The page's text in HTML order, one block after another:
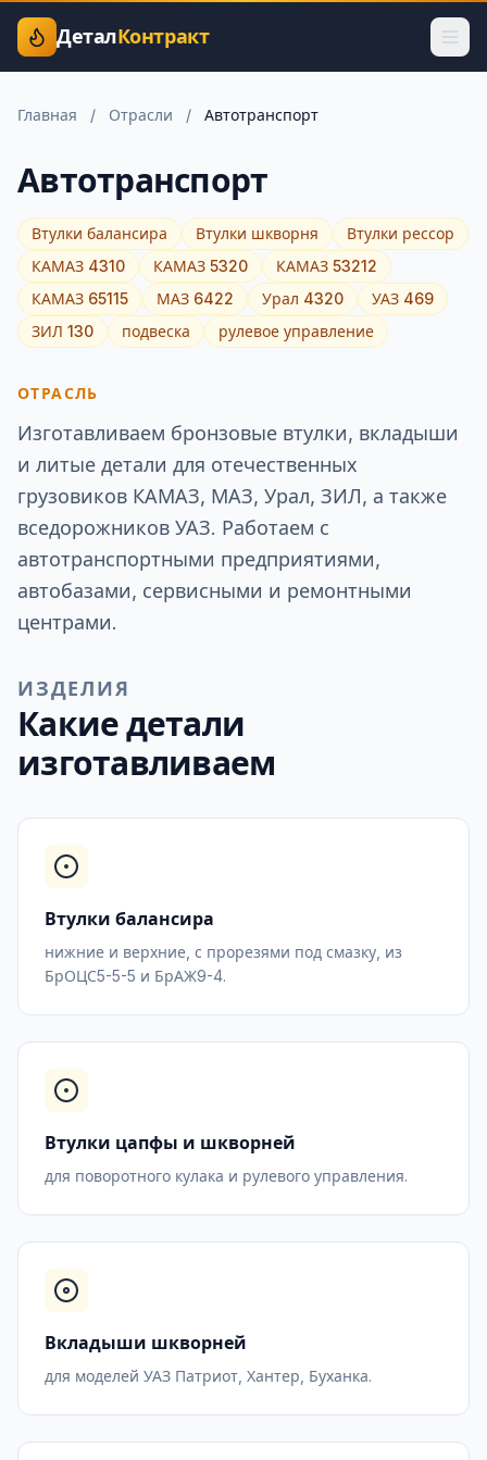
ДеталКонтракт
Главная / Отрасли / Автотранспорт
Автотранспорт
Втулки балансира Втулки шкворня
Втулки рессор
КАМАЗ 4310
КАМАЗ 5320
КАМАЗ 53212
КАМАЗ 65115
МАЗ 6422 Урал 4320
УАЗ 469
ЗИЛ 130
подвеска рулевое управление
ОТРАСЛЬ
Изготавливаем бронзовые втулки, вкладыши
и литые детали для отечественных
грузовиков КАМАЗ, МАЗ, Урал, ЗИЛ, а также
вседорожников УАЗ. Работаем с
автотранспортными предприятиями,
автобазами, сервисными и ремонтными
центрами.
ИЗДЕЛИЯ
Какие детали
изготавливаем
Втулки балансира
нижние и верхние, с прорезями под смазку, из
БрОЦС5-5-5 и БрАЖ9-4.
Втулки цапфы и шкворней
для поворотного кулака и рулевого управления.
Вкладыши шкворней
для моделей УАЗ Патриот, Хантер, Буханка.